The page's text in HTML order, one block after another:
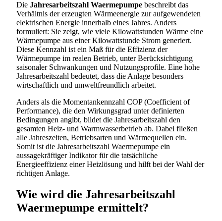
Die Jahresarbeitszahl Waermepumpe beschreibt das
Verhältnis der erzeugten Wärmeenergie zur aufgewendeten
elektrischen Energie innerhalb eines Jahres. Anders
formuliert: Sie zeigt, wie viele Kilowattstunden Wärme eine
Wärmepumpe aus einer Kilowattstunde Strom generiert.
Diese Kennzahl ist ein Maß für die Effizienz der
Wärmepumpe im realen Betrieb, unter Berücksichtigung
saisonaler Schwankungen und Nutzungsprofile. Eine hohe
Jahresarbeitszahl bedeutet, dass die Anlage besonders
wirtschaftlich und umweltfreundlich arbeitet.
Anders als die Momentankennzahl COP (Coefficient of
Performance), die den Wirkungsgrad unter definierten
Bedingungen angibt, bildet die Jahresarbeitszahl den
gesamten Heiz- und Warmwasserbetrieb ab. Dabei fließen
alle Jahreszeiten, Betriebsarten und Wärmequellen ein.
Somit ist die Jahresarbeitszahl Waermepumpe ein
aussagekräftiger Indikator für die tatsächliche
Energieeffizienz einer Heizlösung und hilft bei der Wahl der
richtigen Anlage.
Wie wird die Jahresarbeitszahl
Waermepumpe ermittelt?